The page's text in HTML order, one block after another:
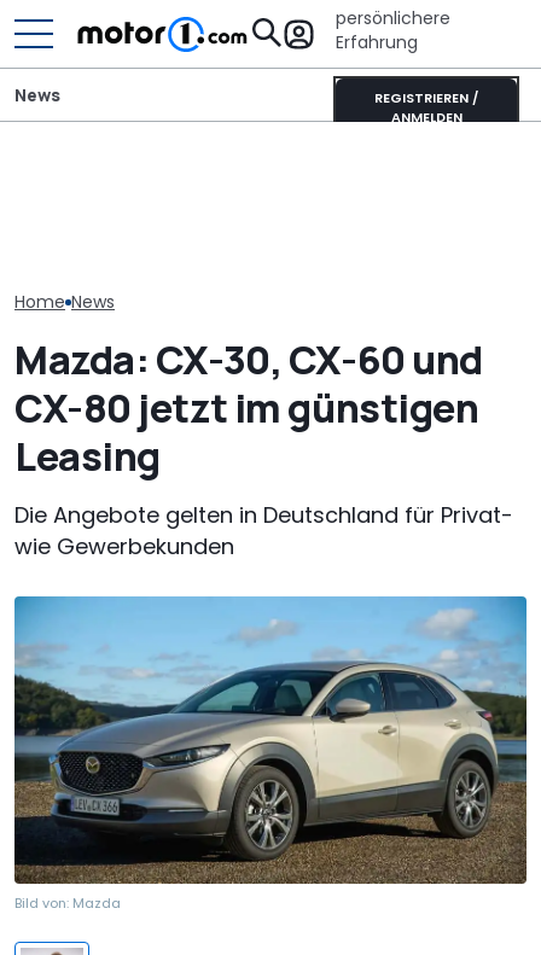
persönlichere
Erfahrung
REGISTRIEREN /
ANMELDEN
News
Home News
Mazda: CX-30, CX-60 und
CX-80 jetzt im günstigen
Leasing
Die Angebote gelten in Deutschland für Privat-
wie Gewerbekunden
Bild von: Mazda